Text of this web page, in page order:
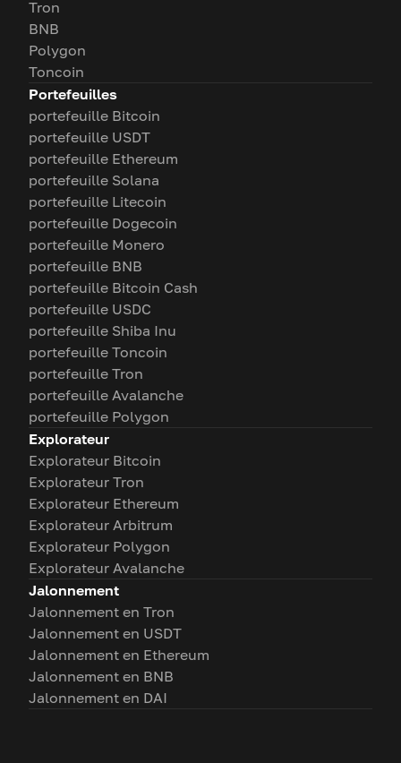
Tron
BNB
Polygon
Toncoin
Portefeuilles
portefeuille Bitcoin
portefeuille USDT
portefeuille Ethereum
portefeuille Solana
portefeuille Litecoin
portefeuille Dogecoin
portefeuille Monero
portefeuille BNB
portefeuille Bitcoin Cash
portefeuille USDC
portefeuille Shiba Inu
portefeuille Toncoin
portefeuille Tron
portefeuille Avalanche
portefeuille Polygon
Explorateur
Explorateur Bitcoin
Explorateur Tron
Explorateur Ethereum
Explorateur Arbitrum
Explorateur Polygon
Explorateur Avalanche
Jalonnement
Jalonnement en Tron
Jalonnement en USDT
Jalonnement en Ethereum
Jalonnement en BNB
Jalonnement en DAI